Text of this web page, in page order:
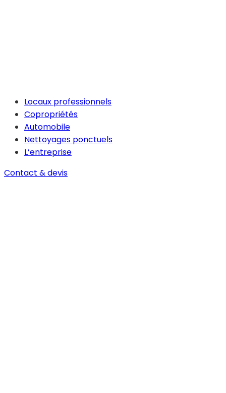
Locaux professionnels
Copropriétés
Automobile
Nettoyages ponctuels
L’entreprise
Contact & devis